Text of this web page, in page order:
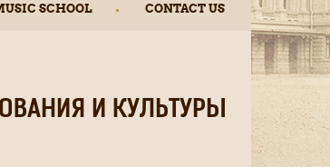
SCHOOL CONTACT US
И КУЛЬТУРЫ